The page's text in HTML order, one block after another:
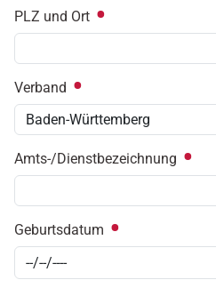
PLZ und Ort
Verband
Amts-/Dienstbezeichnung
Geburtsdatum